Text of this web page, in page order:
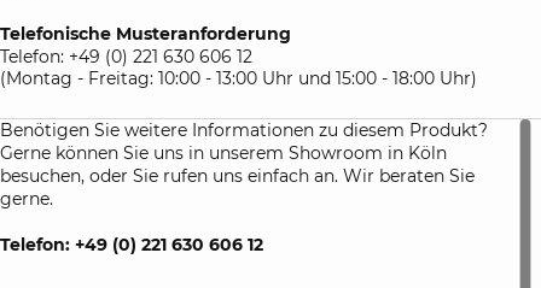
Telefonische Musteranforderung
Telefon: +49 (0) 221 630 606 12
(Montag - Freitag: 10:00 - 13:00 Uhr und 15:00 - 18:00 Uhr)
Benötigen Sie weitere Informationen zu diesem Produkt?
Gerne können Sie uns in unserem Showroom in Köln
besuchen, oder Sie rufen uns einfach an. Wir beraten Sie
gerne.
Telefon: +49 (0) 221 630 606 12